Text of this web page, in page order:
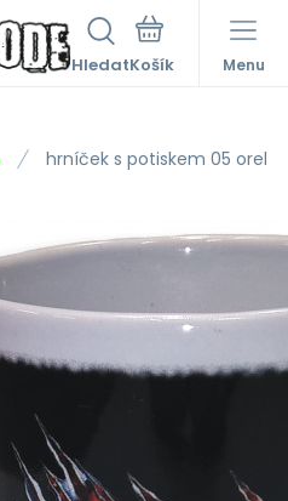
Hledat Menu
hrníček s potiskem 05 orel